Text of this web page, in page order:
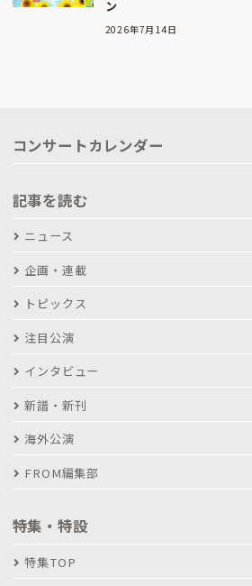
ン
2026年7月14日
コンサートカレンダー
記事を読む
ニュース
企画・連載
トピックス
注目公演
インタビュー
新譜・新刊
海外公演
FROM編集部
特集・特設
特集TOP